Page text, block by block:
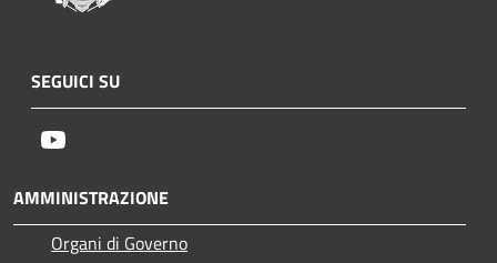
SEGUICI SU
AMMINISTRAZIONE
Organi di Governo